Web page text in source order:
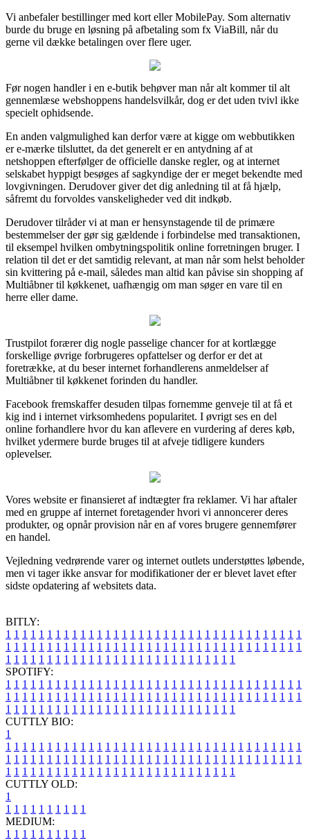
Vi anbefaler bestillinger med kort eller MobilePay. Som alternativ
burde du bruge en løsning på afbetaling som fx ViaBill, når du
gerne vil dække betalingen over flere uger.
Før nogen handler i en e-butik behøver man når alt kommer til alt
gennemlæse webshoppens handelsvilkår, dog er det uden tvivl ikke
specielt ophidsende.
En anden valgmulighed kan derfor være at kigge om webbutikken
er e-mærke tilsluttet, da det generelt er en antydning af at
netshoppen efterfølger de officielle danske regler, og at internet
selskabet hyppigt besøges af sagkyndige der er meget bekendte med
lovgivningen. Derudover giver det dig anledning til at få hjælp,
såfremt du forvoldes vanskeligheder ved dit indkøb.
Derudover tilråder vi at man er hensynstagende til de primære
bestemmelser der gør sig gældende i forbindelse med transaktionen,
til eksempel hvilken ombytningspolitik online forretningen bruger. I
relation til det er det samtidig relevant, at man når som helst beholder
sin kvittering på e-mail, således man altid kan påvise sin shopping af
Multiåbner til køkkenet, uafhængig om man søger en vare til en
herre eller dame.
Trustpilot forærer dig nogle passelige chancer for at kortlægge
forskellige øvrige forbrugeres opfattelser og derfor er det at
foretrække, at du beser internet forhandlerens anmeldelser af
Multiåbner til køkkenet forinden du handler.
Facebook fremskaffer desuden tilpas fornemme genveje til at få et
kig ind i internet virksomhedens popularitet. I øvrigt ses en del
online forhandlere hvor du kan aflevere en vurdering af deres køb,
hvilket ydermere burde bruges til at afveje tidligere kunders
oplevelser.
Vores website er finansieret af indtægter fra reklamer. Vi har aftaler
med en gruppe af internet foretagender hvori vi annoncerer deres
produkter, og opnår provision når en af vores brugere gennemfører
en handel.
Vejledning vedrørende varer og internet outlets understøttes løbende,
men vi tager ikke ansvar for modifikationer der er blevet lavet efter
sidste opdatering af websitets data.
BITLY:
1 1 1 1 1 1 1 1 1 1 1 1 1 1 1 1 1 1 1 1 1 1 1 1 1 1 1 1 1 1 1 1 1 1 1 1
1 1 1 1 1 1 1 1 1 1 1 1 1 1 1 1 1 1 1 1 1 1 1 1 1 1 1 1 1 1 1 1 1 1 1 1
1 1 1 1 1 1 1 1 1 1 1 1 1 1 1 1 1 1 1 1 1 1 1 1 1 1 1 1
SPOTIFY:
1 1 1 1 1 1 1 1 1 1 1 1 1 1 1 1 1 1 1 1 1 1 1 1 1 1 1 1 1 1 1 1 1 1 1 1
1 1 1 1 1 1 1 1 1 1 1 1 1 1 1 1 1 1 1 1 1 1 1 1 1 1 1 1 1 1 1 1 1 1 1 1
1 1 1 1 1 1 1 1 1 1 1 1 1 1 1 1 1 1 1 1 1 1 1 1 1 1 1 1
CUTTLY BIO:
1
1 1 1 1 1 1 1 1 1 1 1 1 1 1 1 1 1 1 1 1 1 1 1 1 1 1 1 1 1 1 1 1 1 1 1 1
1 1 1 1 1 1 1 1 1 1 1 1 1 1 1 1 1 1 1 1 1 1 1 1 1 1 1 1 1 1 1 1 1 1 1 1
1 1 1 1 1 1 1 1 1 1 1 1 1 1 1 1 1 1 1 1 1 1 1 1 1 1 1 1
CUTTLY OLD:
1
1 1 1 1 1 1 1 1 1 1
MEDIUM:
1 1 1 1 1 1 1 1 1 1